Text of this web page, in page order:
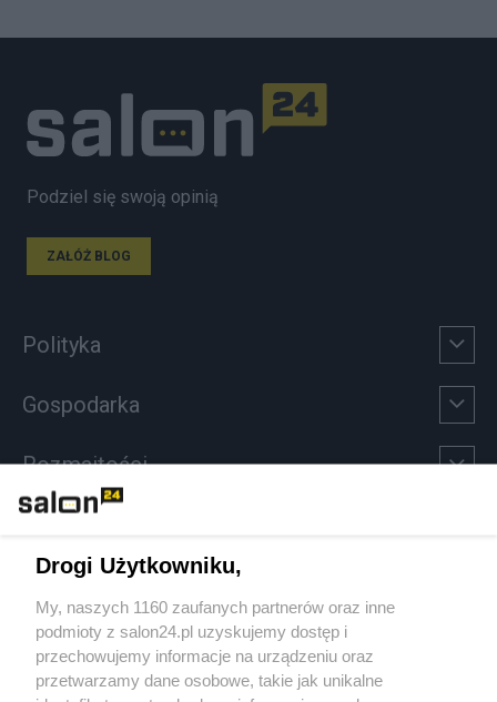
Podziel się swoją opinią
ZAŁÓŻ BLOG
Polityka
Gospodarka
Rozmaitości
Sport
Społeczeństwo
Drogi Użytkowniku,
My, naszych 1160 zaufanych partnerów oraz inne
podmioty z salon24.pl uzyskujemy dostęp i
przechowujemy informacje na urządzeniu oraz
przetwarzamy dane osobowe, takie jak unikalne